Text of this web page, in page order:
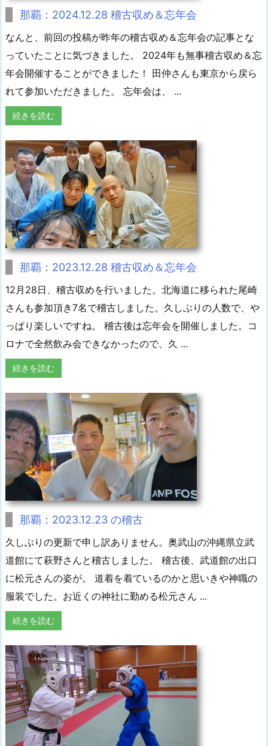
那覇：2024.12.28 稽古収め＆忘年会
なんと、前回の投稿が昨年の稽古収め＆忘年会の記事とな
っていたことに気づきました。 2024年も無事稽古収め＆忘
年会開催することができました！ 田仲さんも東京から戻ら
れて参加いただきました。 忘年会は、 ...
続きを読む
那覇：2023.12.28 稽古収め＆忘年会
12月28日、稽古収めを行いました。北海道に移られた尾崎
さんも参加頂き7名で稽古しました。久しぶりの人数で、や
っぱり楽しいですね。 稽古後は忘年会を開催しました。コ
ロナで全然飲み会できなかったので、久 ...
続きを読む
那覇：2023.12.23 の稽古
久しぶりの更新で申し訳ありません。奥武山の沖縄県立武
道館にて萩野さんと稽古しました。 稽古後、武道館の出口
に松元さんの姿が。 道着を着ているのかと思いきや神職の
服装でした。お近くの神社に勤める松元さん ...
続きを読む